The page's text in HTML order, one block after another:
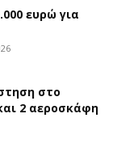
ευρώ για
στο
2 αεροσκάφη